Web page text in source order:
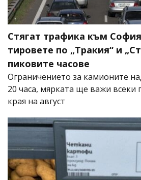
Стягат трафика към
тировете по „Тракия“ и
пиковите часове
Ограничението за камионите
20 часа, мярката ще важи всеки
края на август